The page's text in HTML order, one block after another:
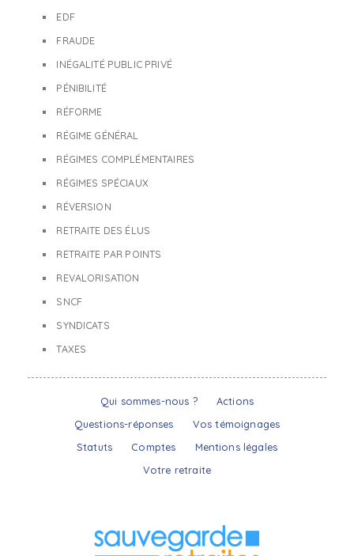
EDF
FRAUDE
INÉGALITÉ PUBLIC PRIVÉ
PÉNIBILITÉ
RÉFORME
RÉGIME GÉNÉRAL
RÉGIMES COMPLÉMENTAIRES
RÉGIMES SPÉCIAUX
RÉVERSION
RETRAITE DES ÉLUS
RETRAITE PAR POINTS
REVALORISATION
SNCF
SYNDICATS
TAXES
Qui sommes-nous ?
Actions
Questions-réponses
Vos témoignages
Statuts
Comptes
Mentions légales
Votre retraite